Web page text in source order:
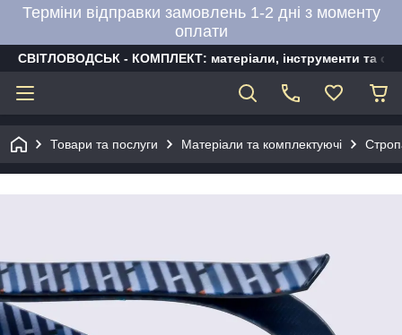
Терміни відправки замовлень 1-2 дні з моменту
оплати
СВІТЛОВОДСЬК - КОМПЛЕКТ: матеріали, інструменти та
Товари та послуги Матеріали та комплектуючі